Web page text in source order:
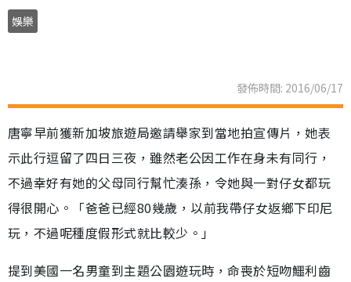
娛樂
發佈時間: 2016/06/17
唐寧早前獲新加坡旅遊局邀請舉家到當地拍宣傳片，她表
示此行逗留了四日三夜，雖然老公因工作在身未有同行，
不過幸好有她的父母同行幫忙湊孫，令她與一對仔女都玩
得很開心。「爸爸已經80幾歲，以前我帶仔女返鄉下印尼
玩，不過呢種度假形式就比較少。」
提到美國一名男童到主題公園遊玩時，命喪於短吻鱷利齒